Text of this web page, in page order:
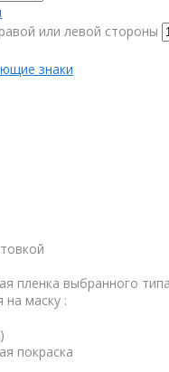
или левой стороны
знаки
пленка выбранного
маску :
покраска